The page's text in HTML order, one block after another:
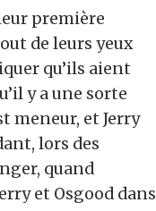
première
de leurs yeux
qu’ils aient
y a une sorte
meneur, et Jerry
lors des
quand
et Osgood dans